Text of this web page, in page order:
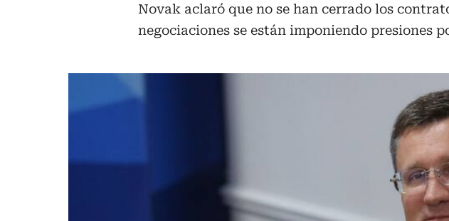
Novak aclaró que no se han cerrado los
negociaciones se están imponiendo presiones